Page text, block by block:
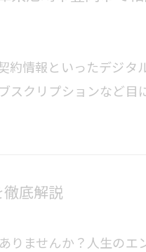
約情報といったデジタ
スクリプションなど目
徹底解説
りませんか？人生のエ